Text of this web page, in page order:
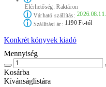
Elérhetőség:Raktáron
ⓘVárható szállítás: 2026.08.11.
ⓘSzállítási ár: 1190 Ft-tól
Konkrét könyvek kiadó
Mennyiség
Kosárba
Kívánságlistára